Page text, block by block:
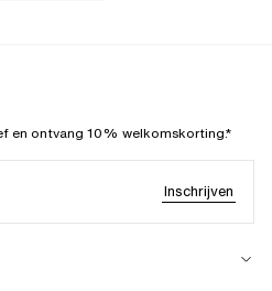
en ontvang 10% welkomskorting.*
Inschrijven